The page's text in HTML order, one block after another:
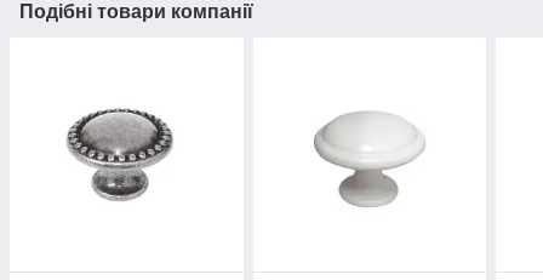
Подібні товари компанії